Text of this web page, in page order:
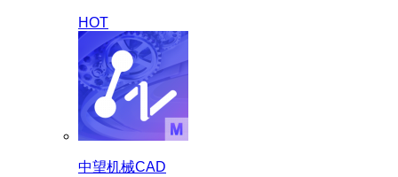
HOT
中望机械CAD